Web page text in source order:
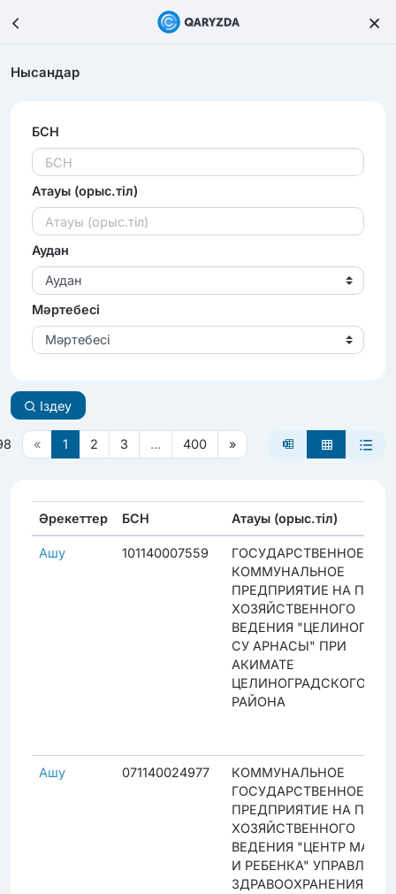
Нысандар
БСН
Атауы (орыс.тіл)
Аудан
Аудан
Мәртебесі
Мәртебесі
Іздеу
« 1 2 3 ... 400 »
Әрекеттер БСН Атауы (орыс.тіл)
Ашу 101140007559
ГОСУДАРСТВЕННОЕ
КОММУНАЛЬНОЕ
ПРЕДПРИЯТИЕ НА ПРАВЕ
ХОЗЯЙСТВЕННОГО
ВЕДЕНИЯ "ЦЕЛИНОГРАД
СУ АРНАСЫ" ПРИ
АКИМАТЕ
ЦЕЛИНОГРАДСКОГО
РАЙОНА
Ашу 071140024977
КОММУНАЛЬНОЕ
ГОСУДАРСТВЕННОЕ
ПРЕДПРИЯТИЕ НА ПРАВЕ
ХОЗЯЙСТВЕННОГО
ВЕДЕНИЯ "ЦЕНТР
И РЕБЕНКА"
ЗДРАВООХРАНЕНИЯ